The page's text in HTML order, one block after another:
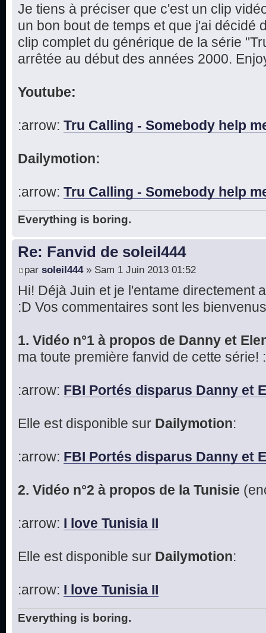
Je tiens à préciser que c'est un clip
un bon bout de temps et que j'ai décidé
clip complet du générique de la série
arrêtée au début des années 2000.
Youtube:
:arrow: Tru Calling - Somebody help
Dailymotion:
:arrow: Tru Calling - Somebody help
Everything is boring.
Re: Fanvid de soleil444
par soleil444» Sam 1 Juin 2013 01:52
Hi! Déjà Juin et je l'entame directement
:D Vos commentaires sont les
1. Vidéo n°1 à propos de Danny et
ma toute première fanvid de cette série!
:arrow: FBI Portés disparus Danny et
Elle est disponible sur Dailymotion:
:arrow: FBI Portés disparus Danny et
2. Vidéo n°2 à propos de la Tunisie
:arrow: I love Tunisia II
Elle est disponible sur Dailymotion:
:arrow: I love Tunisia II
Everything is boring.